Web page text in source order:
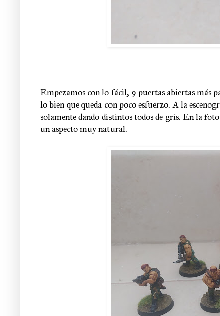
Empezamos con lo fácil, 9 puertas abiertas más
lo bien que queda con poco esfuerzo. A la
solamente dando distintos todos de gris. En la
un aspecto muy natural.